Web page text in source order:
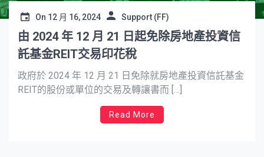
On 12 月 16, 2024 Support (FF)
由 2024 年 12 月 21 日起免除房地產投資信
託基金REIT交易印花稅
政府於 2024 年 12 月 21 日免除就房地產投資信託基金
REIT的股份或單位的交易及轉讓書而 […]
Read More